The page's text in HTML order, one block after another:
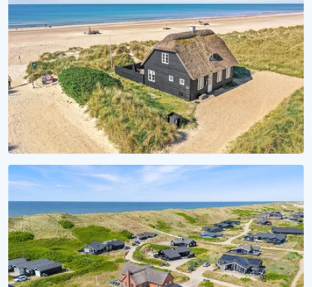
Ferienhäuser für Fellnasen
MEERTRÄUME
Aufwachen mit Wellenrauschen
Ferienhäuser direkt am Strand